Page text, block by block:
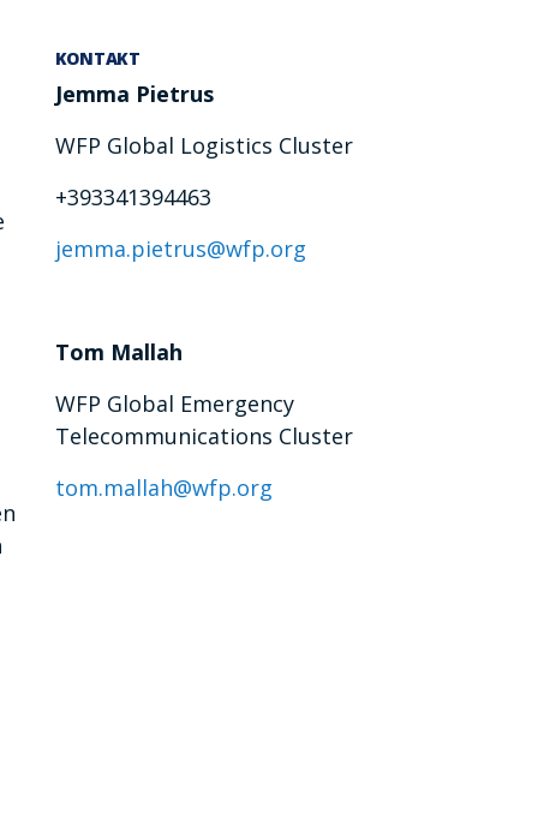
KONTAKT
Jemma Pietrus
WFP Global Logistics Cluster
+393341394463
jemma.pietrus@wfp.org
Tom Mallah
WFP Global Emergency
Telecommunications Cluster
tom.mallah@wfp.org